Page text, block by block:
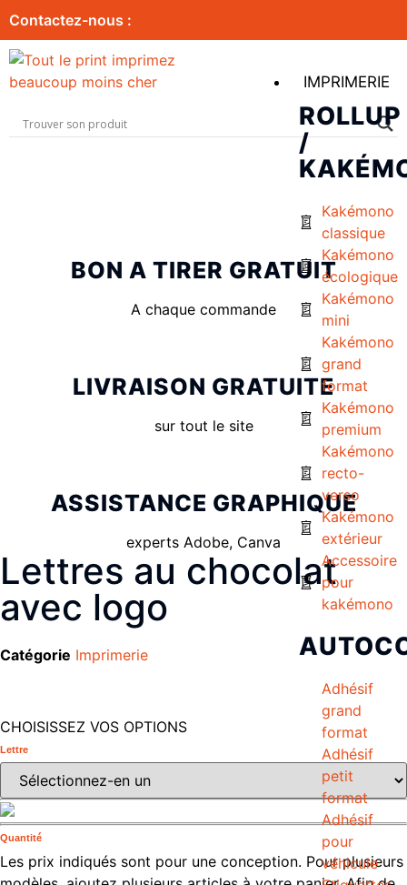
Contactez-nous :
IMPRIMERIE
ROLLUP
/
Kakémono
classique
Kakémono
écologique
Kakémono
mini
Kakémono
grand
format
Kakémono
premium
Kakémono
recto-
verso
Kakémono
extérieur
Accessoire
pour
kakémono
Adhésif
grand
format
Adhésif
petit
format
Adhésif
pour
véhicule
BON A TIRER GRATUIT
A chaque commande
LIVRAISON GRATUITE
sur tout le site
ASSISTANCE GRAPHIQUE
experts Adobe, Canva
Lettres au chocolat
avec logo
Catégorie Imprimerie
CHOISISSEZ VOS OPTIONS
Lettre
Quantité
Les prix indiqués sont pour une conception. Pour plusieurs